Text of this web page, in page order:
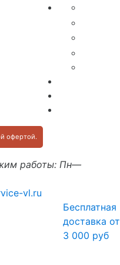
офертой.
работы: Пн—
vl.ru
Бесплатная
доставка от
3 000 руб